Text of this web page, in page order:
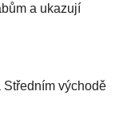
a ukazují
východě